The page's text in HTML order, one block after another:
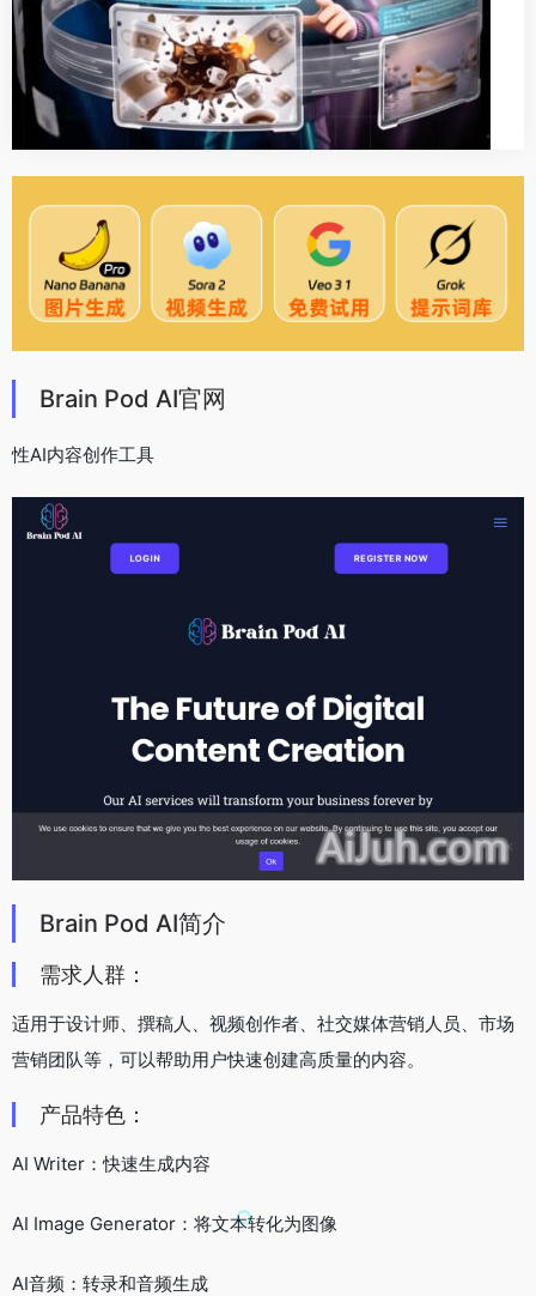
Brain Pod AI官网
性AI内容创作工具
Brain Pod AI简介
需求人群：
适用于设计师、撰稿人、视频创作者、社交媒体营销人员、市场
营销团队等，可以帮助用户快速创建高质量的内容。
产品特色：
AI Writer：快速生成内容
AI Image Generator：将文本转化为图像
AI音频：转录和音频生成